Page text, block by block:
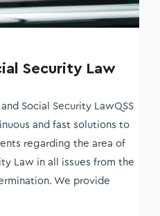
Security Law
and Social Security LawQSS
and fast solutions to
regarding the area of
Law in all issues from the
We provide